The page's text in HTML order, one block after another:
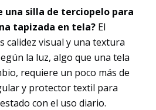
una silla de terciopelo para
tapizada en tela? El
calidez visual y una textura
la luz, algo que una tela
requiere un poco más de
y protector textil para
con el uso diario.